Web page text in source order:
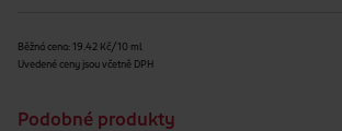
Běžná cena: 19.42 Kč/10 ml
Uvedené ceny jsou včetně DPH
Podobné produkty